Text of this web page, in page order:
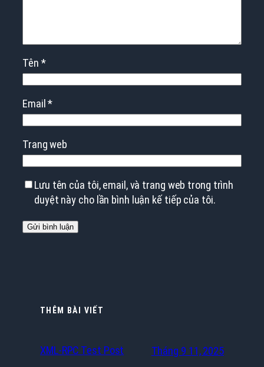
Tên *
Email*
Trang web
Lưu tên của tôi, email, và trang web trong trình
duyệt này cho lần bình luận kế tiếp của tôi.
THÊM BÀI VIẾT
XML-RPC Test Post Tháng 9 11, 2025